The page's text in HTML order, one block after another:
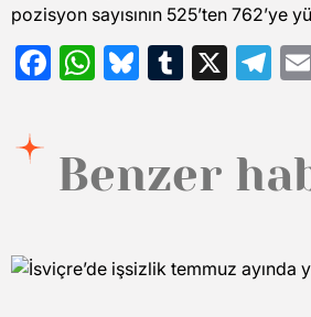
pozisyon sayısının 525’ten 762’ye
Facebook
WhatsApp
Bluesky
Tumblr
X
Benzer